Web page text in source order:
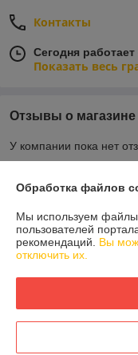
Контакты
Сегодня
Показать весь
Отзывы о магазине
У компании пока нет
О нас
Контакты
График работы
Обработка файлов
Мы используем файлы
пользователей
рекомендаций. Вы
отключить их.